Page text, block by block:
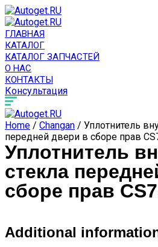
ГЛАВНАЯ
КАТАЛОГ
КАТАЛОГ ЗАПЧАСТЕЙ
О НАС
КОНТАКТЫ
Консультация
Home / Changan / Уплотнитель
передней двери в сборе прав
Уплотнитель
стекла
сборе прав
Additional